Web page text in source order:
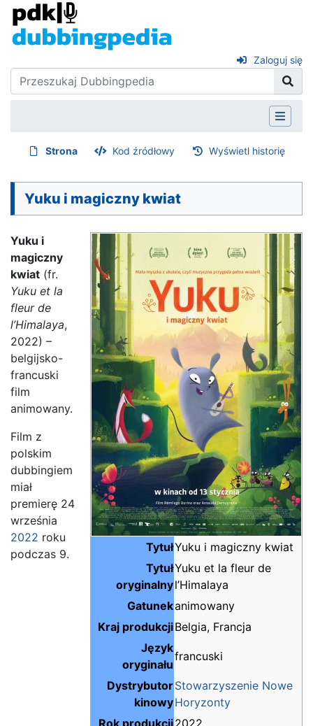
Zaloguj się
Strona Kod źródłowy Wyświetl historię
Yuku i magiczny kwiat
TytułYuku i magiczny kwiat
Tytuł
oryginalny
Yuku et la fleur de
l’Himalaya
Gatunekanimowany
Kraj produkcjiBelgia, Francja
Język
oryginału
francuski
Dystrybutor
kinowy
Stowarzyszenie Nowe
Horyzonty
Rok produkcji2022
Yuku i
magiczny
kwiat (fr.
Yuku et la
fleur de
l’Himalaya,
2022) –
belgijsko-
francuski
film
animowany.
Film z
polskim
dubbingiem
miał
premierę 24
września
2022 roku
podczas 9.